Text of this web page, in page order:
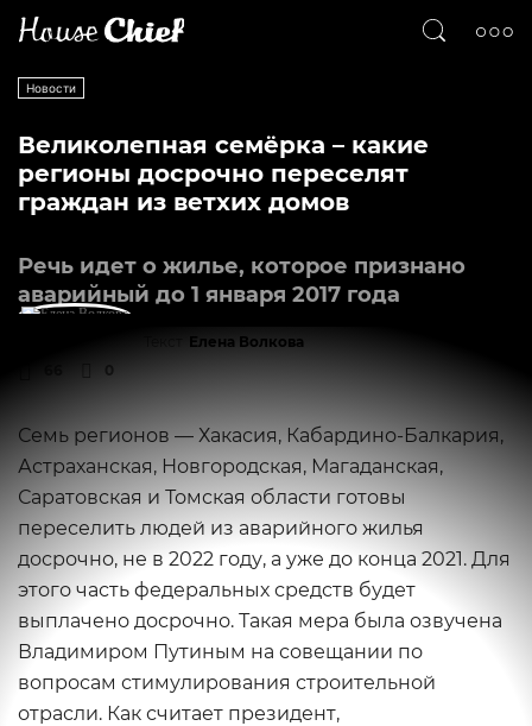
Новости
Великолепная семёрка – какие
регионы досрочно переселят
граждан из ветхих домов
Речь идет о жилье, которое признано
аварийный до 1 января 2017 года
Елена Волкова
0
Семь регионов — Хакасия, Кабардино-Балкария,
Астраханская, Новгородская, Магаданская,
Саратовская и Томская области готовы
переселить людей из аварийного жилья
досрочно, не в 2022 году, а уже до конца 2021. Для
этого часть федеральных средств будет
выплачено досрочно. Такая мера была озвучена
Владимиром Путиным на совещании по
вопросам стимулирования строительной
отрасли. Как считает президент,